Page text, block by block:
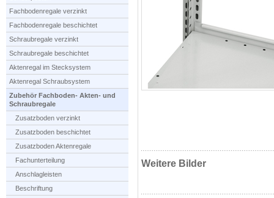
Fachbodenregale verzinkt
Fachbodenregale beschichtet
Schraubregale verzinkt
Schraubregale beschichtet
Aktenregal im Stecksystem
Aktenregal Schraubsystem
Zubehör Fachboden- Akten- und
Schraubregale
Zusatzboden verzinkt
Zusatzboden beschichtet
Zusatzboden Aktenregale
Fachunterteilung
Anschlagleisten
Beschriftung
Weitere Bilder